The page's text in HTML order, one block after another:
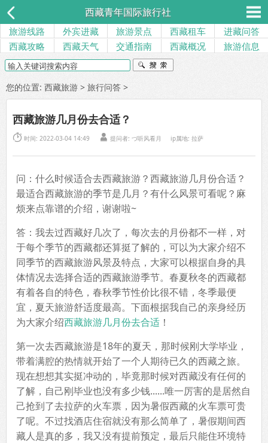
西藏青年国际旅行社
旅游线路 外宾进藏 旅游景点 西藏租车
进藏问答
西藏攻略
西藏天气 交通指南 西藏概况 旅游信息
您的位置: 西藏旅游 > 旅行问答 >
西藏旅游几月份去合适？
 时间: 2022-03-04 14:49  提问者: づ听风看月 ip属地: 拉萨
问：什么时候适合去西藏旅游？西藏旅游几月份合适？
最适合西藏旅游的季节是几月？有什么风景可看呢？麻
烦来点靠谱的介绍，谢谢啦~
答：我去过西藏好几次了，每次去的月份都不一样，对
于每个季节的西藏都还算挺了解的，可以为大家介绍不
同季节的西藏旅游风景及特点，大家可以根据自身的具
体情况去选择合适的西藏旅游季节。春夏秋冬的西藏都
有着各自的特色，春秋季节性价比很不错，冬季最便
宜，夏天旅游舒适度最高。下面根据我自己的亲身经历
为大家介绍西藏旅游几月份去合适 ！
第一次去西藏旅游是18年的夏天，那时候刚大学毕业，
带着满腔的热情就开始了一个人期待已久的西藏之旅。
现在想想其实挺冲动的，毕竟那时候对西藏没有任何的
了解，自己刚毕业也没有多少钱......唯一厉害的是居然自
己抢到了去拉萨的火车票，因为暑假西藏的火车票可贵
了呢。不过找酒店住宿就没有那么简单了，暑假期间西
藏人是真的多，我又没有提前预定，最后只能住环境特